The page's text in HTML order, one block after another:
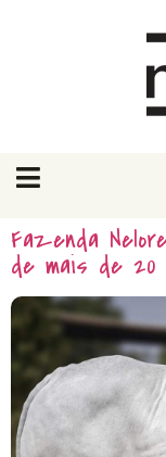
Fazenda
de mais de 20